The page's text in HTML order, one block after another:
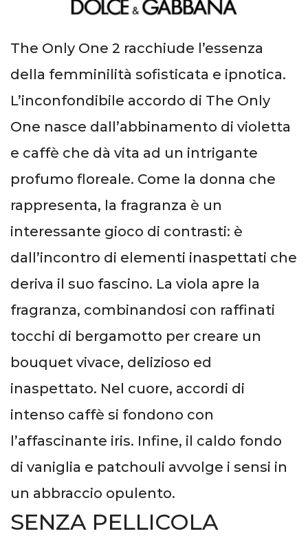
The Only One 2 racchiude l’essenza
della femminilità sofisticata e ipnotica.
L’inconfondibile accordo di The Only
One nasce dall’abbinamento di violetta
e caffè che dà vita ad un intrigante
profumo floreale. Come la donna che
rappresenta, la fragranza è un
interessante gioco di contrasti: è
dall’incontro di elementi inaspettati che
deriva il suo fascino. La viola apre la
fragranza, combinandosi con raffinati
tocchi di bergamotto per creare un
bouquet vivace, delizioso ed
inaspettato. Nel cuore, accordi di
intenso caffè si fondono con
l’affascinante iris. Infine, il caldo fondo
di vaniglia e patchouli avvolge i sensi in
un abbraccio opulento.
SENZA PELLICOLA